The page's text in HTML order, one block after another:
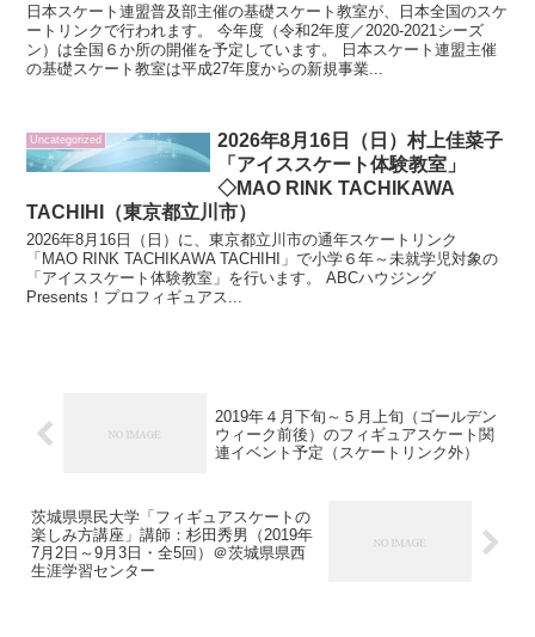
日本スケート連盟普及部主催の基礎スケート教室が、日本全国のスケ
ートリンクで行われます。 今年度（令和2年度／2020-2021シーズ
ン）は全国６か所の開催を予定しています。 日本スケート連盟主催
の基礎スケート教室は平成27年度からの新規事業...
Uncategorized
2026年8月16日（日）村上佳菜子
「アイススケート体験教室」
◇MAO RINK TACHIKAWA
TACHIHI（東京都立川市）
2026年8月16日（日）に、東京都立川市の通年スケートリンク
「MAO RINK TACHIKAWA TACHIHI」で小学６年～未就学児対象の
「アイススケート体験教室」を行います。 ABCハウジング
Presents！プロフィギュアス...
2019年４月下旬～５月上旬（ゴールデン
ウィーク前後）のフィギュアスケート関
連イベント予定（スケートリンク外）
茨城県県民大学「フィギュアスケートの
楽しみ方講座」講師：杉田秀男（2019年
7月2日～9月3日・全5回）＠茨城県県西
生涯学習センター